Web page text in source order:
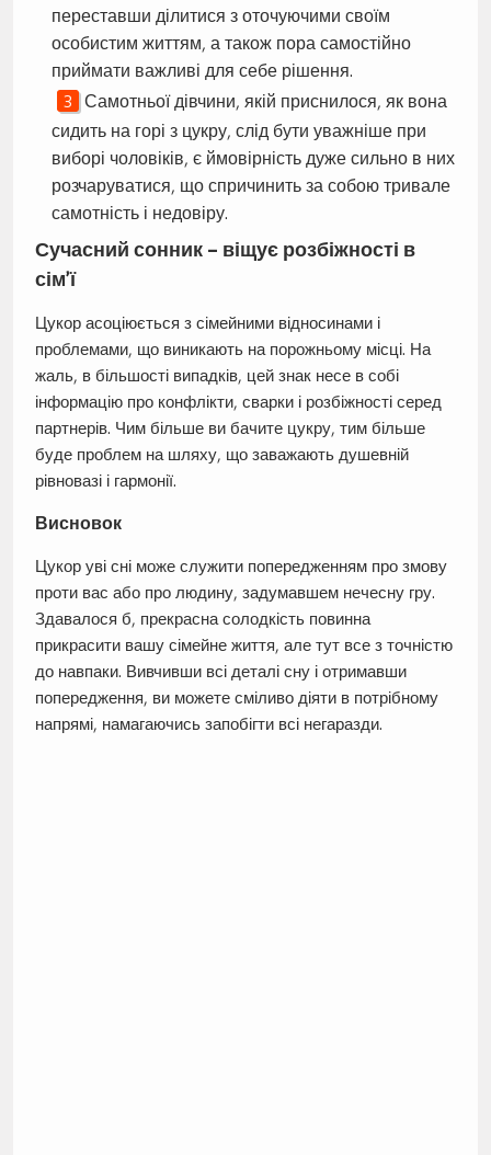
переставши ділитися з оточуючими своїм
особистим життям, а також пора самостійно
приймати важливі для себе рішення.
Самотньої дівчини, якій приснилося, як вона
сидить на горі з цукру, слід бути уважніше при
виборі чоловіків, є ймовірність дуже сильно в них
розчаруватися, що спричинить за собою тривале
самотність і недовіру.
Сучасний сонник – віщує розбіжності в
сім’ї
Цукор асоціюється з сімейними відносинами і
проблемами, що виникають на порожньому місці. На
жаль, в більшості випадків, цей знак несе в собі
інформацію про конфлікти, сварки і розбіжності серед
партнерів. Чим більше ви бачите цукру, тим більше
буде проблем на шляху, що заважають душевній
рівновазі і гармонії.
Висновок
Цукор уві сні може служити попередженням про змову
проти вас або про людину, задумавшем нечесну гру.
Здавалося б, прекрасна солодкість повинна
прикрасити вашу сімейне життя, але тут все з точністю
до навпаки. Вивчивши всі деталі сну і отримавши
попередження, ви можете сміливо діяти в потрібному
напрямі, намагаючись запобігти всі негаразди.